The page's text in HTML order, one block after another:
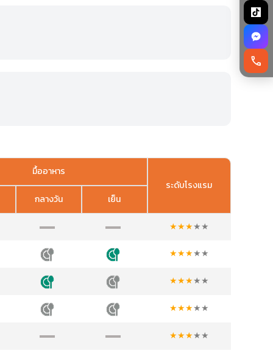
มื้ออาหาร
ระดับโรงแรม
กลางวัน
เย็น
★★★★★
★★★★★
★★★★★
★★★★★
★★★★★
call